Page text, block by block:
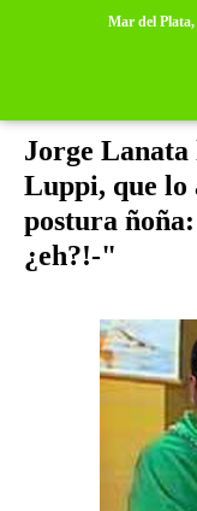
Mar del Plata,
Jorge Lanata
Luppi, que lo
postura
¿eh?!-"